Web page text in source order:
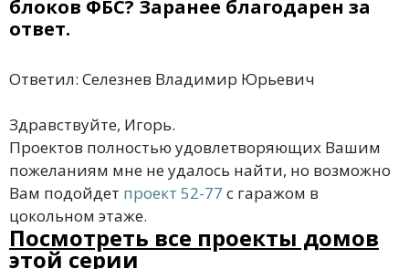
блоков ФБС? Заранее благодарен за
ответ.
Ответил: Селезнев Владимир Юрьевич
Здравствуйте, Игорь.
Проектов полностью удовлетворяющих Вашим
пожеланиям мне не удалось найти, но возможно
Вам подойдет проект 52-77 с гаражом в
цокольном этаже.
Посмотреть все проекты домов
этой серии